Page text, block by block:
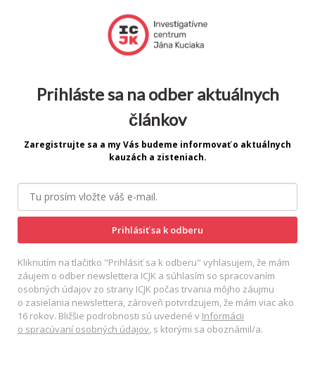
Prihláste sa na odber aktuálnych
článkov
Zaregistrujte sa a my Vás budeme informovať o aktuálnych
kauzách a zisteniach.
Prihlásiť sa k odberu
Kliknutím na tlačitko "Prihlásiť sa k odberu" vyhlasujem, že mám
záujem o odber newslettera ICJK a súhlasím so spracovaním
osobných údajov zo strany ICJK počas trvania môjho záujmu
o zasielania newslettera, zároveň potvrdzujem, že mám viac ako
16 rokov. Bližšie podrobnosti sú uvedené v Informácii
o spracúvaní osobných údajov , s ktorými sa oboznámil/a.